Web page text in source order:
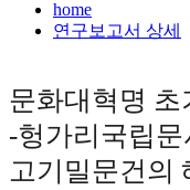
home
연구보고서 상세
문화대혁명 초
-헝가리국립문
고기밀문건의